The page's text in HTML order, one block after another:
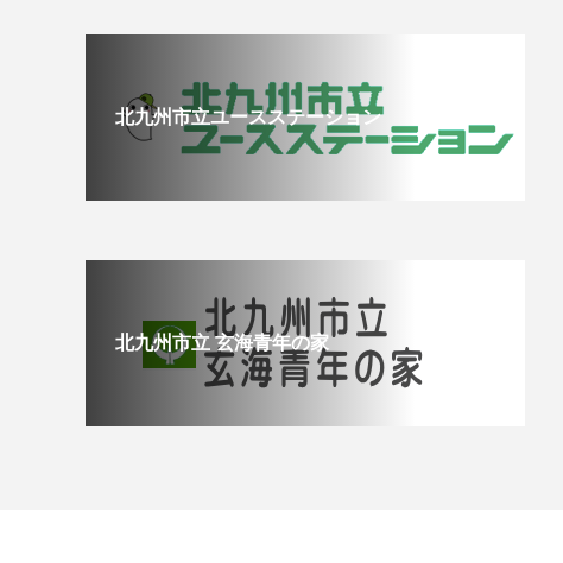
北九州市立ユースステーション
北九州市立 玄海青年の家